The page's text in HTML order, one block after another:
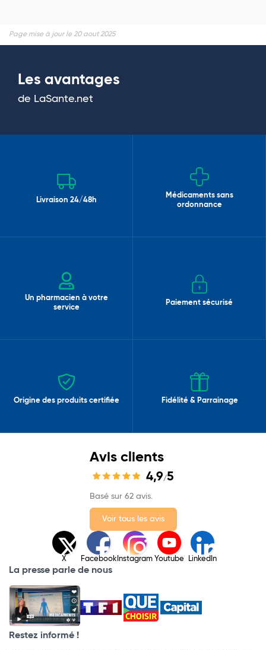
Page mise à jour le 20 aout 2025
Les avantages
de LaSante.net
Livraison 24/48h
Médicaments sans
ordonnance
Un pharmacien à votre
service
Paiement sécurisé
Origine des produits certifiée Fidélité & Parrainage
Avis clients
4,9/5
Basé sur 62 avis.
Voir tous les avis
X Facebook Instagram Youtube LinkedIn
La presse parle de nous
Restez informé !